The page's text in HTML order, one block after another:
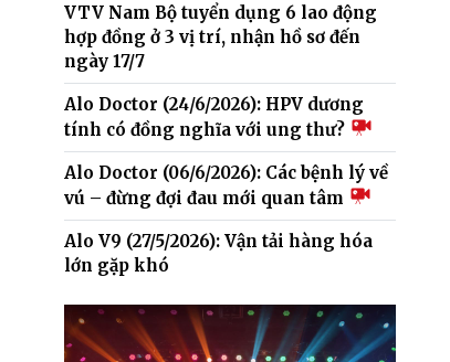
VTV Nam Bộ tuyển dụng 6 lao động
hợp đồng ở 3 vị trí, nhận hồ sơ đến
ngày 17/7
Alo Doctor (24/6/2026): HPV dương
tính có đồng nghĩa với ung thư?
Alo Doctor (06/6/2026): Các bệnh lý về
vú – đừng đợi đau mới quan tâm
Alo V9 (27/5/2026): Vận tải hàng hóa
lớn gặp khó